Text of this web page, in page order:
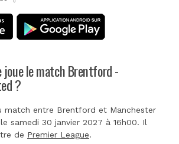
joue le match Brentford -
?
match entre Brentford et Manchester
samedi 30 janvier 2027 à 16h00. Il
de Premier League.